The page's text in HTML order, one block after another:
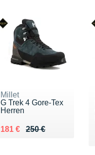
Millet
G Trek 4 Gore-Tex
Herren
250 €
Au lieu de 250 €
181 €
Vendu 181 €